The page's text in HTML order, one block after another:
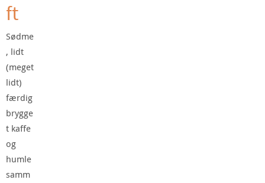
ft
Sødme
, lidt
(meget
lidt)
færdig
brygge
t kaffe
og
humle
samm